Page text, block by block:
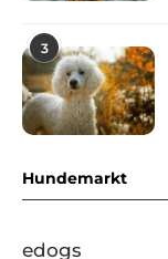
3
Hundemarkt
edogs